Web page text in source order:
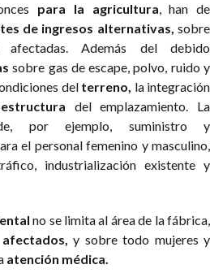
para la agricultura, han de
de ingresos alternativas, sobre
Además del debido
sobre gas de escape, polvo, ruido y
del terreno, la integración
del emplazamiento. La
por ejemplo, suministro y
el personal femenino y masculino,
industrialización existente y
no se limita al área de la fábrica,
y sobre todo mujeres y
atención médica.